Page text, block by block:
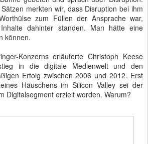
merkten wir, dass Disruption bei ihm
zum Füllen der Ansprache war,
dahinter standen. Man hätte eine
können.
Konzerns erläuterte Christoph Keese
in die digitale Medienwelt und den
Erfolg zwischen 2006 und 2012. Erst
Häuschens im Silicon Valley sei der
Digitalsegment erzielt worden. Warum?